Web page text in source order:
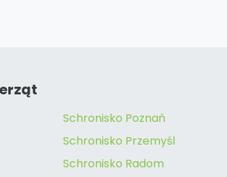
Schronisko Poznań
Schronisko Przemyśl
Schronisko Radom